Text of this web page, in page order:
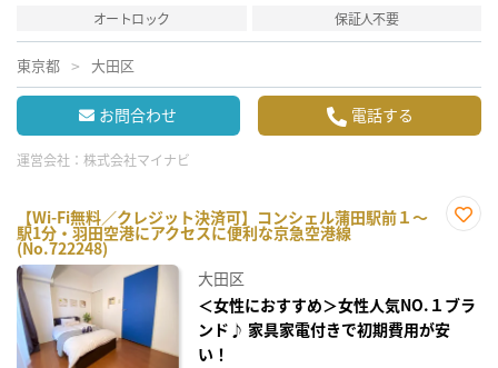
オートロック
保証人不要
東京都 大田区
お問合わせ 電話する
運営会社： 株式会社マイナビ
【Wi-Fi無料／クレジット決済可】コンシェル蒲田駅前１～
駅1分・羽田空港にアクセスに便利な京急空港線
(No.722248)
大田区
＜女性におすすめ＞女性人気NO.１ブラ
ンド♪ 家具家電付きで初期費用が安
い！